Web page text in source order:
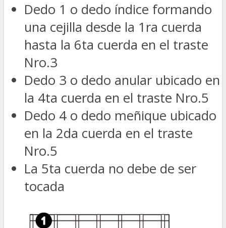
Dedo 1 o dedo índice formando
una cejilla desde la 1ra cuerda
hasta la 6ta cuerda en el traste
Nro.3
Dedo 3 o dedo anular ubicado en
la 4ta cuerda en el traste Nro.5
Dedo 4 o dedo meñique ubicado
en la 2da cuerda en el traste
Nro.5
La 5ta cuerda no debe de ser
tocada